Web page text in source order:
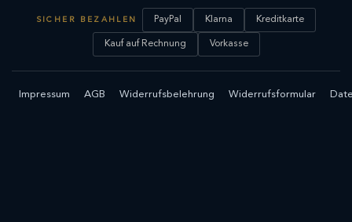
SICHER BEZAHLEN PayPal Klarna Kreditkarte
Kauf auf Rechnung Vorkasse
Impressum AGB Widerrufsbelehrung Widerrufsformular